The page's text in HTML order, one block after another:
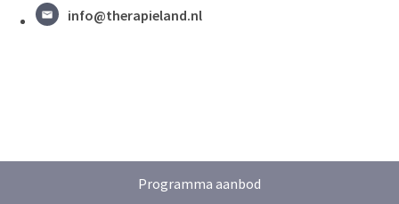
info@therapieland.nl
Programma aanbod